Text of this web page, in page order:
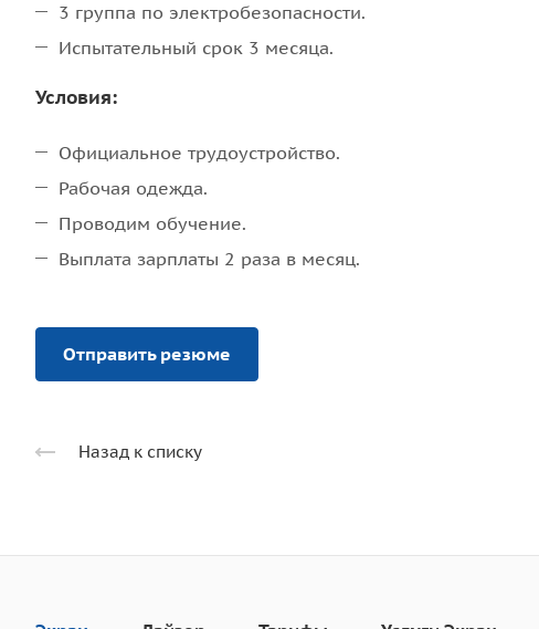
3 группа по электробезопасности.
Испытательный срок 3 месяца.
Условия:
Официальное трудоустройство.
Рабочая одежда.
Проводим обучение.
Выплата зарплаты 2 раза в месяц.
Отправить резюме
Назад к списку